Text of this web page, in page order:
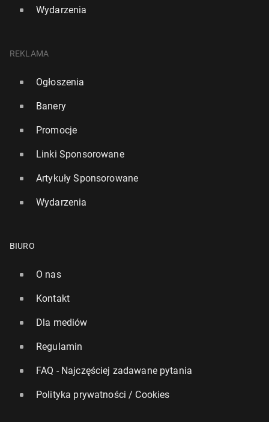
Wydarzenia
REKLAMA
Ogłoszenia
Banery
Promocje
Linki Sponsorowane
Artykuły Sponsorowane
Wydarzenia
BIURO
O nas
Kontakt
Dla mediów
Regulamin
FAQ - Najczęściej zadawane pytania
Polityka prywatności / Cookies